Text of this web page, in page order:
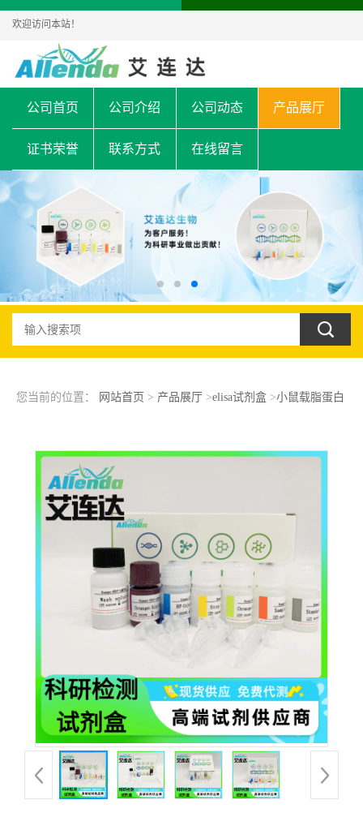
欢迎访问本站！
公司首页 公司介绍 公司动态 产品展厅
证书荣誉 联系方式 在线留言
您当前的位置： 网站首页 > 产品展厅 >elisa试剂盒>小鼠载脂蛋白